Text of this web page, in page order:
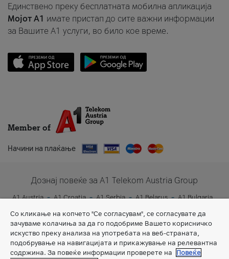
Единствено преку бесплатната мобилна апликација
Мојот A1 имате пристап до сите важни информации
за Вашите A1 услуги, во било кое време.
Member of
Начини на плаќање
Дознај повеќе за A1 Telekom Austria Group
A1 Austria A1 Croatia A1 Serbia A1 Belarus
A1 Bulgaria
Со кликање на копчето "Се согласувам", се согласувате да
зачуваме колачиња за да го подобриме Вашето корисничко
искуство преку анализа на употребата на веб-страната,
подобрување на навигацијата и прикажување на релевантна
содржина. За повеќе информации проверете на
Повеќе